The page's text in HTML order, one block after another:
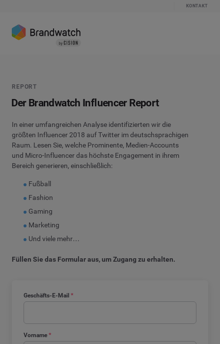
KONTAKT
Geschäfts-E-Mail *
Vorname *
REPORT
Der Brandwatch Influencer Report
In einer umfangreichen Analyse identifizierten wir die
größten Influencer 2018 auf Twitter im deutschsprachigen
Raum. Lesen Sie, welche Prominente, Medien-Accounts
und Micro-Influencer das höchste Engagement in ihrem
Bereich generieren, einschließlich:
Fußball
Fashion
Gaming
Marketing
Und viele mehr…
Füllen Sie das Formular aus, um Zugang zu erhalten.